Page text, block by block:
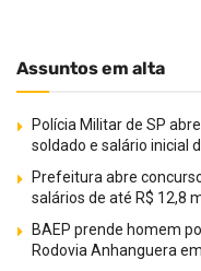
Assuntos em alta
Polícia Militar de SP
soldado e salário inicial
Prefeitura abre
salários de até R$ 12,8
BAEP prende homem
Rodovia Anhanguera